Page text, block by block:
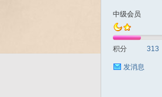
中级会员
积分 313
发消息